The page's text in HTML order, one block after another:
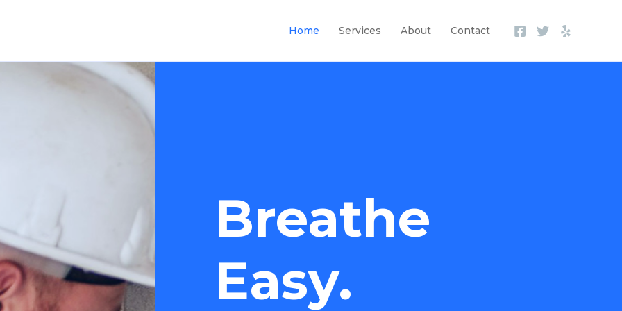
Home Services About Contact
Breathe
Easy.